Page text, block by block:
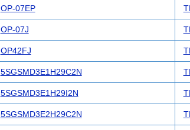
OP-07EP
OP-07J
OP42FJ
5SGSMD3E1H29C2N
5SGSMD3E1H29I2N
5SGSMD3E2H29C2N